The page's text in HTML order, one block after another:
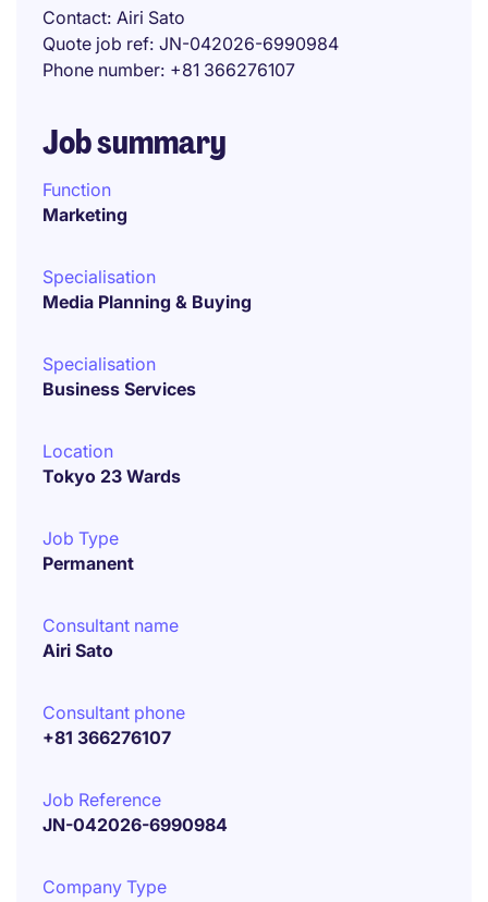
Contact Airi Sato
Quote job ref JN-042026-6990984
Phone number +81 366276107
Job summary
Function
Marketing
Specialisation
Media Planning & Buying
Specialisation
Business Services
Location
Tokyo 23 Wards
Job Type
Permanent
Consultant name
Airi Sato
Consultant phone
+81 366276107
Job Reference
JN-042026-6990984
Company Type